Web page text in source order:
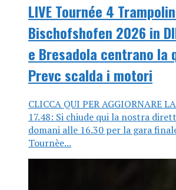
LIVE Tournée 4
Bischofshofen 2026 in
e Bresadola centrano la
Prevc scalda i motori
CLICCA QUI PER AGGIORNARE
17.48: Si chiude qui la nostra
domani alle 16.30 per la gara
Tournèe...